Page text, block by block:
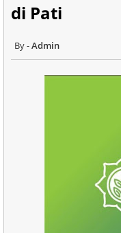
di Pati
Admin